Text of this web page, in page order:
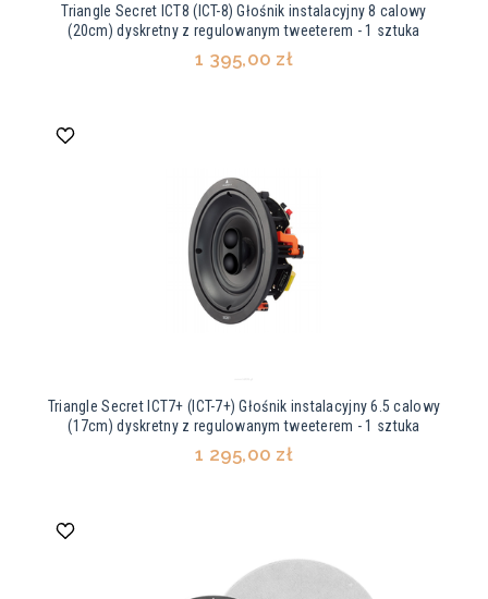
Triangle Secret ICT8 (ICT-8) Głośnik instalacyjny 8 calowy
(20cm) dyskretny z regulowanym tweeterem - 1 sztuka
1 395,00 zł
Triangle Secret ICT7+ (ICT-7+) Głośnik instalacyjny 6.5 calowy
(17cm) dyskretny z regulowanym tweeterem - 1 sztuka
1 295,00 zł